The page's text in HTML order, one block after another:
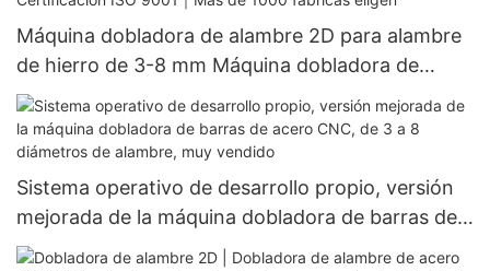
Máquina dobladora de alambre 2D para alambre
de hierro de 3-8 mm Máquina dobladora de
alambre CNC Máquina CNC para doblado de
alambre｜Formación 2D y doblado 2D｜
Certificación ISO 9001｜Más de 1000 fábricas
eligen
Sistema operativo de desarrollo propio, versión
mejorada de la máquina dobladora de barras de
acero CNC, de 3 a 8 diámetros de alambre, muy